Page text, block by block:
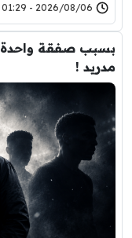
2026/08/06 - 01:29
بسبب صفقة واحدة
مدريد !